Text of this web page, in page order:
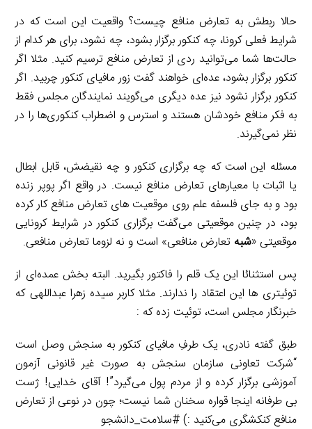
حالا ربطش به تعارض منافع چیست؟ واقعیت این است که در
شرایط فعلی کرونا، چه کنکور برگزار بشود، چه نشود، برای هر کدام از
حالت‌ها شما می‌توانید ردی از تعارض منافع ترسیم کنید. مثلا اگر
کنکور برگزار بشود، عده‌ای خواهند گفت زور مافیای کنکور چربید. اگر
کنکور برگزار نشود نیز عده دیگری می‌گویند نمایندگان مجلس فقط
به فکر منافع خودشان هستند و استرس و اضطراب کنکوری‌ها را در
نظر نمی‌گیرند.
مسئله این است که چه برگزاری کنکور و چه نقیضش، قابل ابطال
یا اثبات با معیارهای تعارض منافع نیست. در واقع اگر پوپر زنده
بود و به جای فلسفه علم روی موقعیت های تعارض منافع کار کرده
بود، در چنین موقعیتی می‌گفت برگزاری کنکور در شرایط کرونایی
موقعیتی «شبه تعارض منافعی» است و نه لزوما تعارض منافعی.
پس استثنائا این یک قلم را فاکتور بگیرید. البته بخش عمده‌ای از
توئیتری ها این اعتقاد را ندارند. مثلا کاربر سيده زهرا عبداللهی که
خبرنگار مجلس است، توئیت زده که :
طبق گفته نادری، یک طرفِ مافیای کنکور به سنجش وصل است
“شرکت تعاونی سازمان سنجش به صورت غیر قانونی آزمون
آموزشی برگزار کرده و از مردم پول می‌گیرد”! آقای خدایی! ژست
بی طرفانه اینجا قواره سخنان شما نیست؛ چون در نوعی از تعارض
منافع کنکشگری می‌کنید :) #سلامت_دانشجو